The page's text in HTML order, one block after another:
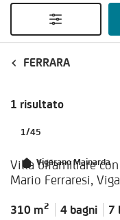
FERRARA
1 risultato
Vigarano Mainarda
1/45
Villa bifamiliare con
Mario Ferraresi,
310 m2 4 bagni 7